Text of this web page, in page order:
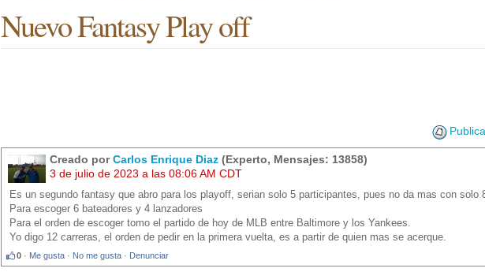
Nuevo Fantasy Play off
Creado porCarlos Enrique Diaz (Experto, Mensajes: 13858)
3 de julio de 2023 a las 08:06 AM CDT
Es un segundo fantasy que abro para los playoff, serian solo 5 participantes, pues no da mas con solo
Para escoger 6 bateadores y 4 lanzadores
Para el orden de escoger tomo el partido de hoy de MLB entre Baltimore y los Yankees.
Yo digo 12 carreras, el orden de pedir en la primera vuelta, es a partir de quien mas se acerque.
0 · Me gusta · No me gusta · Denunciar